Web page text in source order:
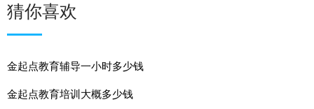
猜你喜欢
金起点教育辅导一小时多少钱
金起点教育培训大概多少钱